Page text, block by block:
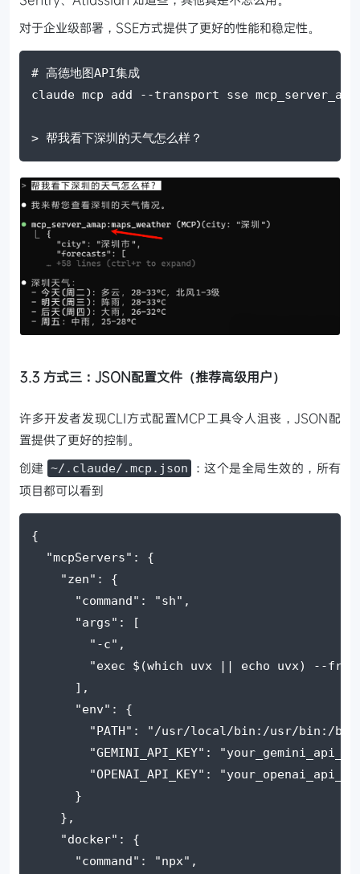
对于企业级部署，SSE方式提供了更好的性能和稳定性。
# 高德地图API集成
claude mcp add
--transport sse
> 帮我看下深圳的天气怎么样？
3.3 方式三：JSON配置文件（推荐高级用户）
许多开发者发现CLI方式配置MCP工具令人沮丧，JSON配
置提供了更好的控制。
创建 ~/.claude/.mcp.json
：这个是全局生效的，所有
项目都可以看到
{
"mcpServers" : {
"zen" : {
"command" : "sh" ,
"args" : [
"-c" ,
"exec $(which uvx || echo uvx) --
],
"env" : {
"PATH" :
"/usr/local/bin:/usr/bin:/
"GEMINI_API_KEY" :
"OPENAI_API_KEY" :
}
},
"docker" : {
"command" : "npx" ,